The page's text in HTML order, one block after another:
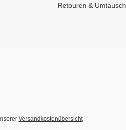
Retouren & Umtausch
Versandkostenübersicht